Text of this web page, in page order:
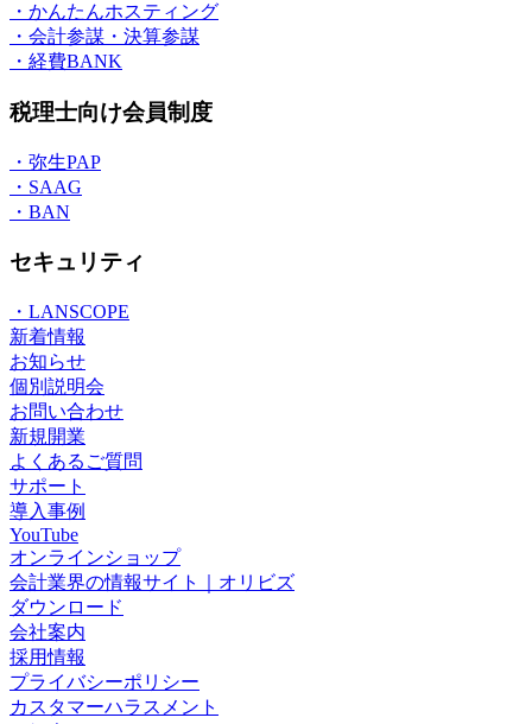
・かんたんホスティング
・会計参謀・決算参謀
・経費BANK
税理士向け会員制度
・弥生PAP
・SAAG
・BAN
セキュリティ
・LANSCOPE
新着情報
お知らせ
個別説明会
お問い合わせ
新規開業
よくあるご質問
サポート
導入事例
YouTube
オンラインショップ
会計業界の情報サイト｜オリビズ
ダウンロード
会社案内
採用情報
プライバシーポリシー
カスタマーハラスメント